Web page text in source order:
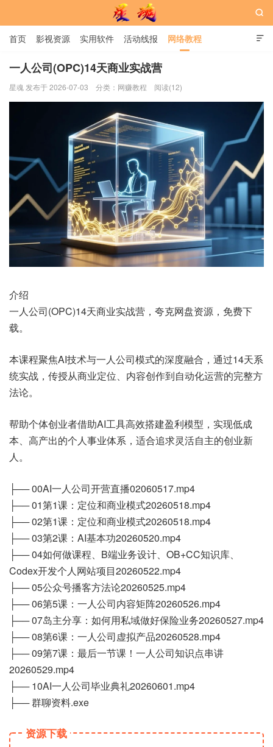
星魂网

首页 影视资源 实用软件 活动线报 网络教程
用户中心 书籍 娱乐

一人公司(OPC)14天商业实战营
星魂 发布于 2026-07-03 分类： 网赚教程 阅读(12)
介绍
一人公司(OPC)14天商业实战营，夸克网盘资源，免费下
载。
本课程聚焦AI技术与一人公司模式的深度融合，通过14天系
统实战，传授从商业定位、内容创作到自动化运营的完整方
法论。
帮助个体创业者借助AI工具高效搭建盈利模型，实现低成
本、高产出的个人事业体系，适合追求灵活自主的创业新
人。
├── 00AI一人公司开营直播02060517.mp4
├── 01第1课：定位和商业模式20260518.mp4
├── 02第1课：定位和商业模式20260518.mp4
├── 03第2课：AI基本功20260520.mp4
├── 04如何做课程、B端业务设计、OB+CC知识库、
Codex开发个人网站项目20260522.mp4
├── 05公众号播客方法论20260525.mp4
├── 06第5课：一人公司内容矩阵20260526.mp4
├── 07岛主分享：如何用私域做好保险业务20260527.mp4
├── 08第6课：一人公司虚拟产品20260528.mp4
├── 09第7课：最后一节课！一人公司知识点串讲
20260529.mp4
├── 10AI一人公司毕业典礼20260601.mp4
├── 群聊资料.exe
资源下载